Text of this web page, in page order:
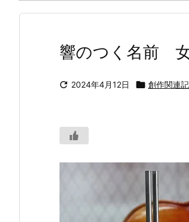
響のつく名前
 2024年4月12日  創作関連